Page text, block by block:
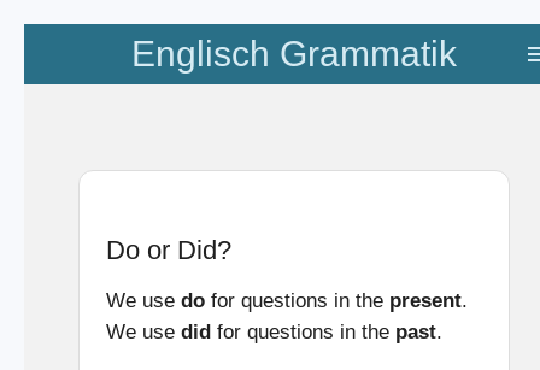
Zum
springen
Englisch Grammatik
Do or Did?
We use dofor questions in the present.
We use did for questions in the past.